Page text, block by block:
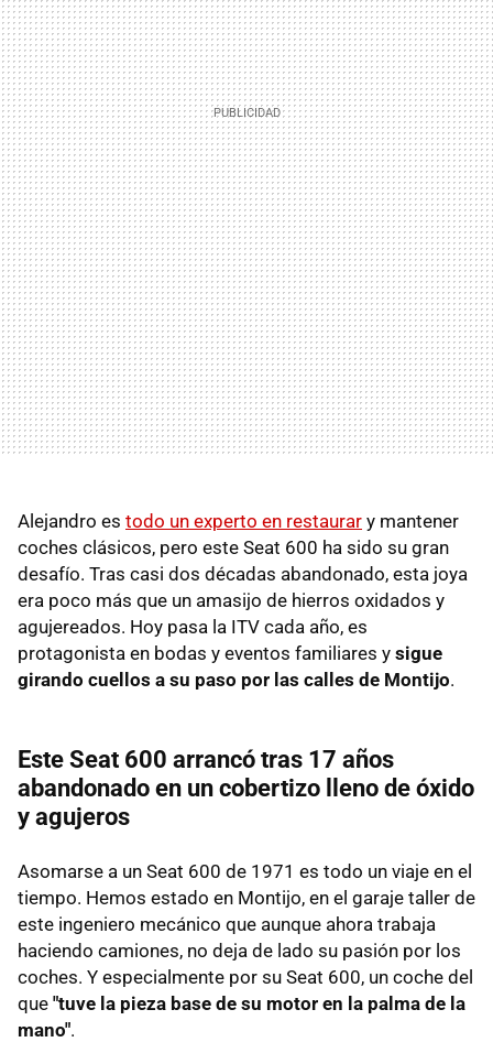
Alejandro es todo un experto en restaurar y mantener
coches clásicos, pero este Seat 600 ha sido su gran
desafío. Tras casi dos décadas abandonado, esta joya
era poco más que un amasijo de hierros oxidados y
agujereados. Hoy pasa la ITV cada año, es
protagonista en bodas y eventos familiares y sigue
girando cuellos a su paso por las calles de Montijo.
Este Seat 600 arrancó tras 17 años
abandonado en un cobertizo lleno de óxido
y agujeros
Asomarse a un Seat 600 de 1971 es todo un viaje en el
tiempo. Hemos estado en Montijo, en el garaje taller de
este ingeniero mecánico que aunque ahora trabaja
haciendo camiones, no deja de lado su pasión por los
coches. Y especialmente por su Seat 600, un coche del
que "tuve la pieza base de su motor en la palma de la
mano".